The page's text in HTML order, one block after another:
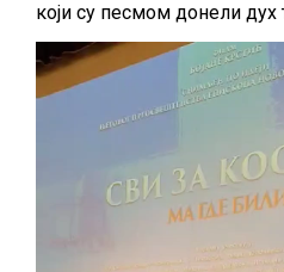
који су песмом донели дух